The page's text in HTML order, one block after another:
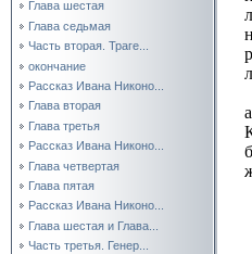
Глава шестая
Глава седьмая
Часть вторая. Траге...
окончание
Рассказ Ивана Никоно...
Глава вторая
Глава третья
Рассказ Ивана Никоно...
Глава четвертая
Глава пятая
Рассказ Ивана Никоно...
Глава шестая и Глава...
Часть третья. Генер...